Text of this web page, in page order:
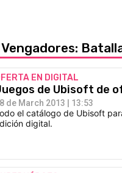
EN DIGITAL
de Ubisoft de
de March 2013 | 13:53
el catálogo de Ubisoft
digital.